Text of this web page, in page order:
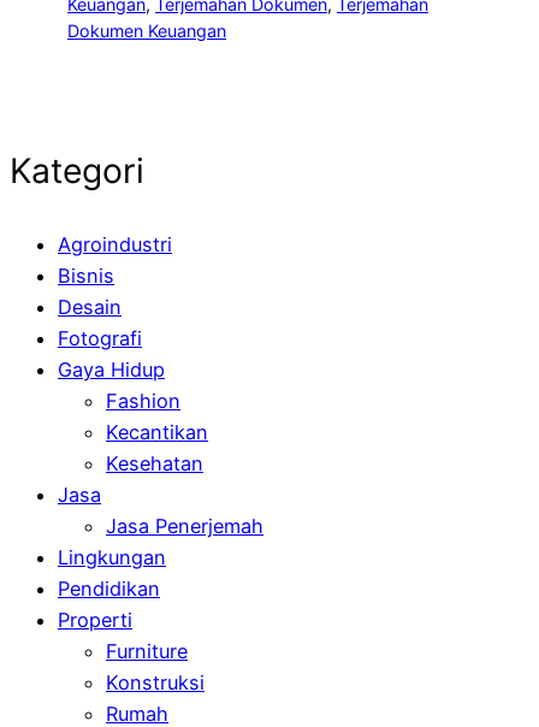
Dokumen Keuangan
Kategori
Agroindustri
Bisnis
Desain
Fotografi
Gaya Hidup
Fashion
Kecantikan
Kesehatan
Jasa
Jasa Penerjemah
Lingkungan
Pendidikan
Properti
Furniture
Konstruksi
Rumah